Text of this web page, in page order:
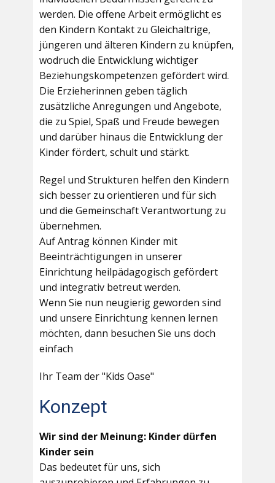
werden. Die offene Arbeit ermöglicht es
den Kindern Kontakt zu Gleichaltrige,
jüngeren und älteren Kindern zu knüpfen,
wodruch die Entwicklung wichtiger
Beziehungskompetenzen gefördert wird.
Die Erzieherinnen geben täglich
zusätzliche Anregungen und Angebote,
die zu Spiel, Spaß und Freude bewegen
und darüber hinaus die Entwicklung der
Kinder fördert, schult und stärkt.
Regel und Strukturen helfen den Kindern
sich besser zu orientieren und für sich
und die Gemeinschaft Verantwortung zu
übernehmen.
Auf Antrag können Kinder mit
Beeinträchtigungen in unserer
Einrichtung heilpädagogisch gefördert
und integrativ betreut werden.
Wenn Sie nun neugierig geworden sind
und unsere Einrichtung kennen lernen
möchten, dann besuchen Sie uns doch
einfach
Ihr Team der "Kids Oase"
Konzept
Wir sind der Meinung: Kinder dürfen
Kinder sein
Das bedeutet für uns, sich